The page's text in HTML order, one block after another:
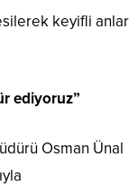
keyifli anlar
ediyoruz”
Osman Ünal